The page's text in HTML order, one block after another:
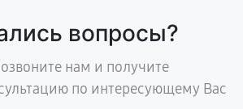
вопросы?
нам и получите
по интересующему Вас